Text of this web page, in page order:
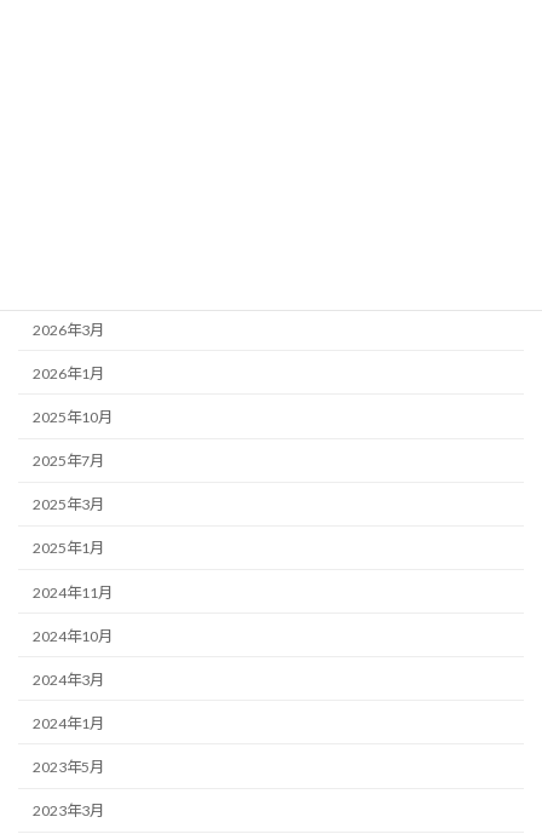
2026年3月
2026年1月
2025年10月
2025年7月
2025年3月
2025年1月
2024年11月
2024年10月
2024年3月
2024年1月
2023年5月
2023年3月